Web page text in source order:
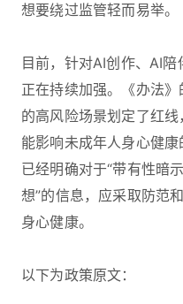
想要绕过监管轻而易举。
目前，针对AI创作、AI陪
正在持续加强。《办法
的高风险场景划定了红
能影响未成年人身心健
已经明确对于“带有性暗
想”的信息，应采取防范
身心健康。
以下为政策原文：